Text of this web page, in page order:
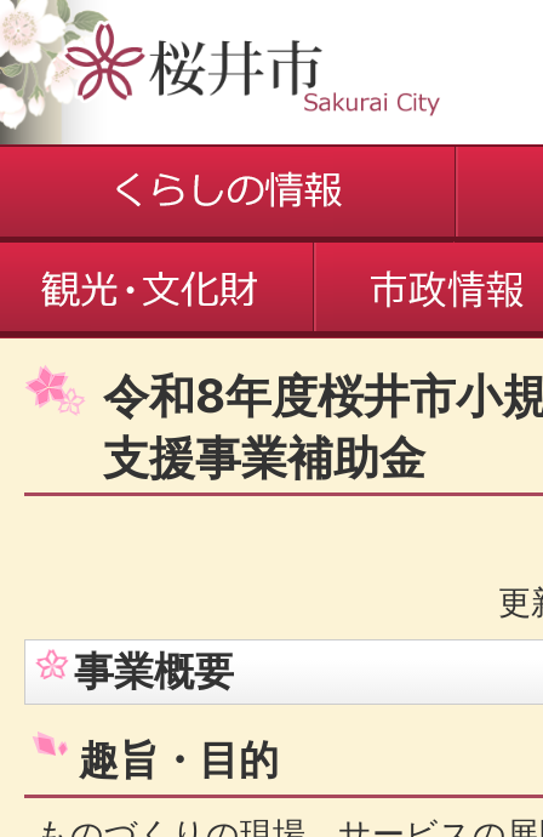
令和8年度桜井市小
支援事業補助金
更
事業概要
趣旨・目的